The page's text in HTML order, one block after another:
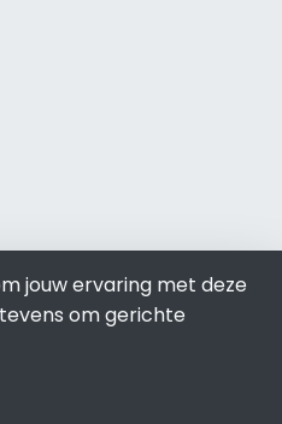
jouw ervaring met deze
om gerichte